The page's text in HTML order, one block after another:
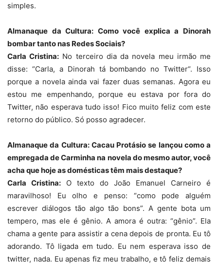
simples.
Almanaque da Cultura: Como você explica a Dinorah
bombar tanto nas Redes Sociais?
Carla Cristina: No terceiro dia da novela meu irmão me
disse: “Carla, a Dinorah tá bombando noTwitter“. Isso
porque a novela ainda vai fazer duas semanas. Agora eu
estou me empenhando, porque eu estava por fora do
Twitter, não esperava tudo isso! Fico muito feliz com este
retorno do público. Só posso agradecer.
Almanaque da Cultura: Cacau Protásio se lançou como a
empregada de Carminha na novela do mesmo autor, você
acha que hoje as domésticas têm mais destaque?
Carla Cristina: O texto do João Emanuel Carneiro é
maravilhoso! Eu olho e penso: “como pode alguém
escrever diálogos tão algo tão bons”. A gente bota um
tempero, mas ele é gênio. A amora é outra: “gênio”. Ela
chama a gente para assistir a cena depois de pronta. Eu tô
adorando. Tô ligada em tudo. Eu nem esperava isso de
twitter, nada. Eu apenas fiz meu trabalho, e tô feliz demais